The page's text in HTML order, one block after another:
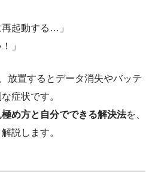
再起動する…」
」
放置するとデータ消失やバッテ
症状です。
極め方と自分でできる解決法を、
説します。